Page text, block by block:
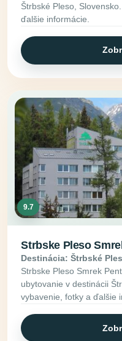
Štrbské Pleso,
ďalšie informácie.
9.7
Strbske Pleso
Destinácia: Štrbské
Strbske Pleso Smrek
ubytovanie v destinácii
vybavenie, fotky a ďalšie